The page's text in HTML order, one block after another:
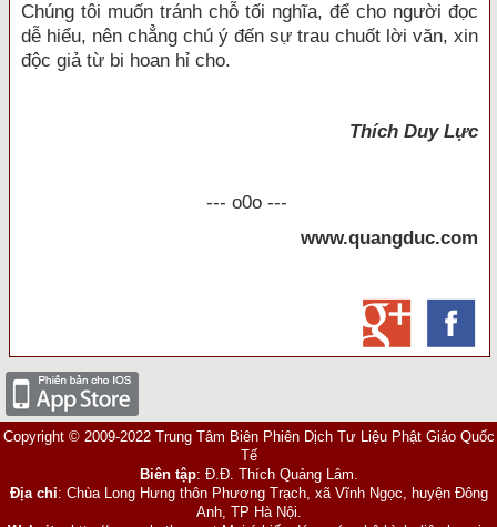
Chúng tôi muốn tránh chỗ tối nghĩa, để cho người đọc
dễ hiểu, nên chẳng chú ý đến sự trau chuốt lời văn, xin
độc giả từ bi hoan hỉ cho.
Thích Duy Lực
--- o0o ---
www.quangduc.com
Copyright © 2009-2022 Trung Tâm Biên Phiên Dịch Tư Liệu Phật Giáo Quốc
Tế
Biên tập: Đ.Đ. Thích Quảng Lâm.
Địa chỉ: Chùa Long Hưng thôn Phương Trạch, xã Vĩnh Ngọc, huyện Đông
Anh, TP Hà Nội.